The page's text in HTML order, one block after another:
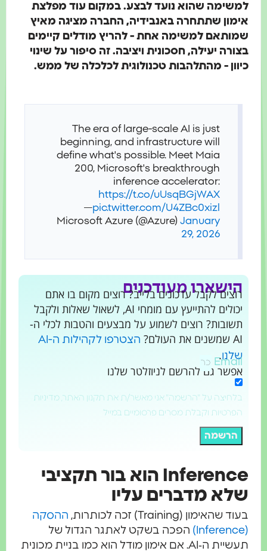
למשימה שהוא נועד לבצע. במקום עוד מפלצת
אימון שתתחרה באנבידיה, החברה מציגה מאיץ
שמותאם למשימה אחת - להריץ מודלים קיימים
בצורה יעילה, חסכונית ויציבה. זה סיפור על שינוי
כיוון - מהתלהבות טכנולוגית לכלכלה של ממש.
The era of large-scale AI is just
beginning, and infrastructure will
define what's possible. Meet Maia
200, Microsoft's breakthrough
inference accelerator:
https://t.co/uUsqBGjWAX
pic.twitter.com/U4ZBc0xizl
—
Microsoft Azure (@Azure)January
29, 2026
הישארו מעודכנים
רוצים לקבל עדכונים בלייב? רוצים מקום בו אתם
יכולים להתייעץ עם מומחי AI, לשאול שאלות ולקבל
תשובות? רוצים לשמוע על מבצעים והטבות לכלי ה-
הצטרפו לקהילות ה-AI
שלנו.
אפשר גם להרשם לניוזלטר שלנו
Email
בלחיצה על "הרשמה" אני מאשר/ת את תקנון האתר, מדיניות
הפרטיות וקבלת מסרים פרסומיים במייל
הרשמה
Inference הוא בור תקציבי
שלא מדברים עליו
בעוד שהאימון (Training) זכה לכותרות,
ההסקה
הפכה בשקט לאתגר הגדול של
תעשיית ה‑AI. אם אימון מודל הוא כמו בניית מכונית